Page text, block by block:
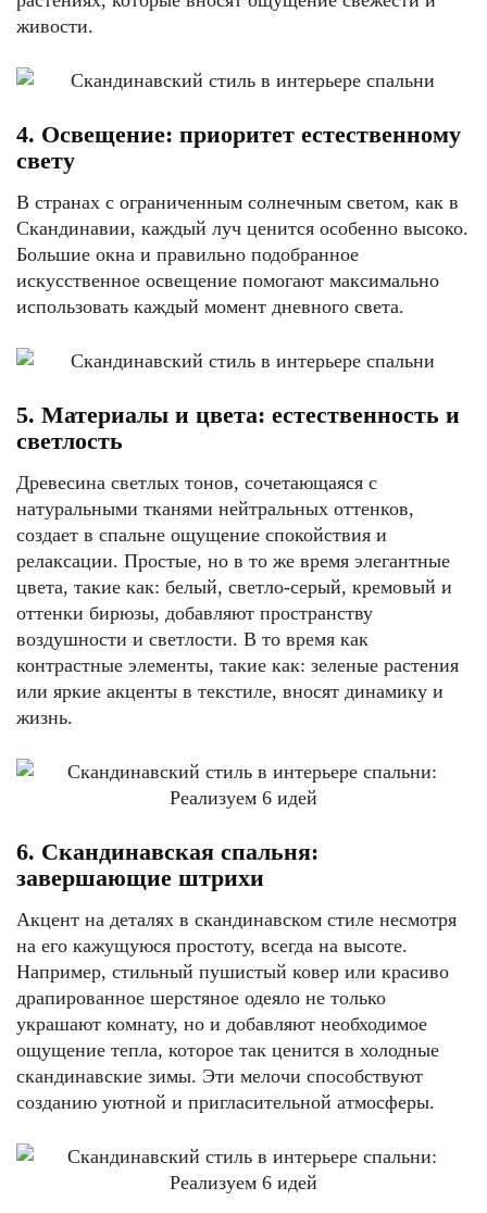
живости.
4. Освещение: приоритет естественному
свету
В странах с ограниченным солнечным светом, как в
Скандинавии, каждый луч ценится особенно высоко.
Большие окна и правильно подобранное
искусственное освещение помогают максимально
использовать каждый момент дневного света.
5. Материалы и цвета: естественность и
светлость
Древесина светлых тонов, сочетающаяся с
натуральными тканями нейтральных оттенков,
создает в спальне ощущение спокойствия и
релаксации. Простые, но в то же время элегантные
цвета, такие как: белый, светло-серый, кремовый и
оттенки бирюзы, добавляют пространству
воздушности и светлости. В то время как
контрастные элементы, такие как: зеленые растения
или яркие акценты в текстиле, вносят динамику и
жизнь.
6. Скандинавская спальня:
завершающие штрихи
Акцент на деталях в скандинавском стиле несмотря
на его кажущуюся простоту, всегда на высоте.
Например, стильный пушистый ковер или красиво
драпированное шерстяное одеяло не только
украшают комнату, но и добавляют необходимое
ощущение тепла, которое так ценится в холодные
скандинавские зимы. Эти мелочи способствуют
созданию уютной и пригласительной атмосферы.